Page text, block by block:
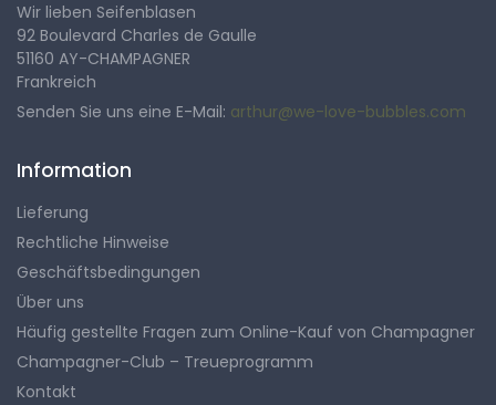
Wir lieben Seifenblasen
92 Boulevard Charles de Gaulle
51160 AY-CHAMPAGNER
Frankreich
Senden Sie uns eine E-Mail: arthur@we-love-bubbles.com
Information
Lieferung
Rechtliche Hinweise
Geschäftsbedingungen
Über uns
Häufig gestellte Fragen zum Online-Kauf von Champagner
Champagner-Club – Treueprogramm
Kontakt